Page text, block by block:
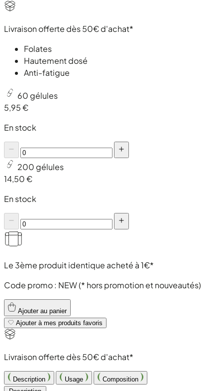
Livraison offerte dès 50€ d'achat*
Folates
Hautement dosé
Anti-fatigue
60 gélules
5,95 €
En stock
200 gélules
14,50 €
En stock
Le 3ème produit identique acheté à 1€*
Code promo : NEW(* hors promotion et nouveautés)
Ajouter au panier
Ajouter à mes produits favoris
Livraison offerte dès 50€ d'achat*
Description Usage
Composition